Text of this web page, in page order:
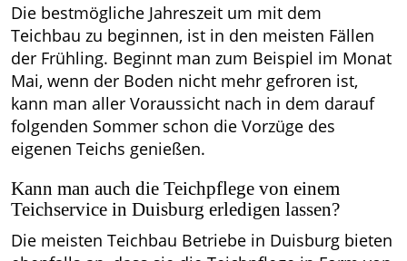
Die bestmögliche Jahreszeit um mit dem
Teichbau zu beginnen, ist in den meisten Fällen
der Frühling. Beginnt man zum Beispiel im Monat
Mai, wenn der Boden nicht mehr gefroren ist,
kann man aller Voraussicht nach in dem darauf
folgenden Sommer schon die Vorzüge des
eigenen Teichs genießen.
Kann man auch die Teichpflege von einem
Teichservice in Duisburg erledigen lassen?
Die meisten Teichbau Betriebe in Duisburg bieten